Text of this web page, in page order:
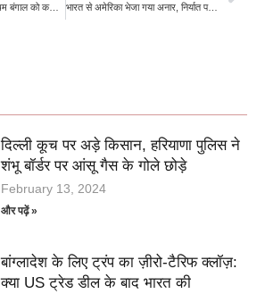
मोदी की झारखंड और पश्चिम बंगाल को करोड़ों की सौगात भारत से अमेरिका भेजा गया अनार, निर्यात पर निर्बंध ख़त्म
दिल्ली कूच पर अड़े किसान, हरियाणा पुलिस ने
शंभू बॉर्डर पर आंसू गैस के गोले छोड़े
February 13, 2024
और पढ़ें »
बांग्लादेश के लिए ट्रंप का ज़ीरो-टैरिफ क्लॉज़:
क्या US ट्रेड डील के बाद भारत की